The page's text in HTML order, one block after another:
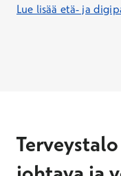
Lue lisää etä- ja